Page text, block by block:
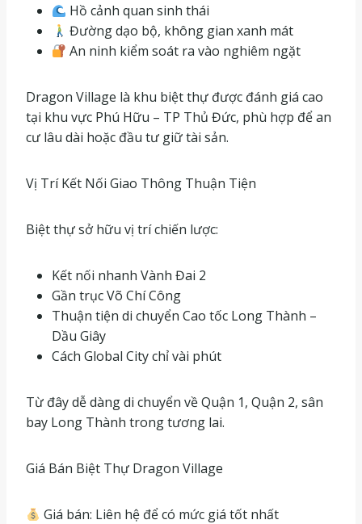
Hồ cảnh quan sinh thái
Đường dạo bộ, không gian xanh mát
An ninh kiểm soát ra vào nghiêm ngặt
Dragon Village là khu biệt thự được đánh giá cao
tại khu vực Phú Hữu – TP Thủ Đức, phù hợp để an
cư lâu dài hoặc đầu tư giữ tài sản.
Vị Trí Kết Nối Giao Thông Thuận Tiện
Biệt thự sở hữu vị trí chiến lược:
Kết nối nhanh Vành Đai 2
Gần trục Võ Chí Công
Thuận tiện di chuyển Cao tốc Long Thành –
Dầu Giây
Cách Global City chỉ vài phút
Từ đây dễ dàng di chuyển về Quận 1, Quận 2, sân
bay Long Thành trong tương lai.
Giá Bán Biệt Thự Dragon Village
Giá bán: Liên hệ để có mức giá tốt nhất